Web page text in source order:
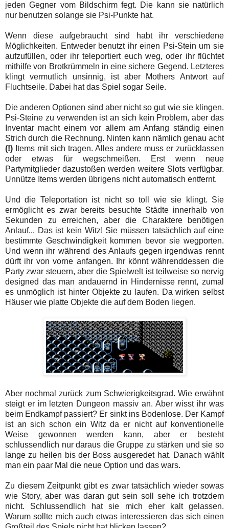
jeden Gegner vom Bildschirm fegt. Die kann sie natürlich
nur benutzen solange sie Psi-Punkte hat.
Wenn diese aufgebraucht sind habt ihr verschiedene
Möglichkeiten. Entweder benutzt ihr einen Psi-Stein um sie
aufzufüllen, oder ihr teleportiert euch weg, oder ihr flüchtet
mithilfe von Brotkrümmeln in eine sichere Gegend. Letzteres
klingt vermutlich unsinnig, ist aber Mothers Antwort auf
Fluchtseile. Dabei hat das Spiel sogar Seile.
Die anderen Optionen sind aber nicht so gut wie sie klingen.
Psi-Steine zu verwenden ist an sich kein Problem, aber das
Inventar macht einem vor allem am Anfang ständig einen
Strich durch die Rechnung. Ninten kann nämlich genau acht
(!) Items mit sich tragen. Alles andere muss er zurücklassen
oder etwas für wegschmeißen. Erst wenn neue
Partymitglieder dazustoßen werden weitere Slots verfügbar.
Unnütze Items werden übrigens nicht automatisch entfernt.
Und die Teleportation ist nicht so toll wie sie klingt. Sie
ermöglicht es zwar bereits besuchte Städte innerhalb von
Sekunden zu erreichen, aber die Charaktere benötigen
Anlauf... Das ist kein Witz! Sie müssen tatsächlich auf eine
bestimmte Geschwindigkeit kommen bevor sie wegporten.
Und wenn ihr während des Anlaufs gegen irgendwas rennt
dürft ihr von vorne anfangen. Ihr könnt währenddessen die
Party zwar steuern, aber die Spielwelt ist teilweise so nervig
designed das man andauernd in Hindernisse rennt, zumal
es unmöglich ist hinter Objekte zu laufen. Da wirken selbst
Häuser wie platte Objekte die auf dem Boden liegen.
Aber nochmal zurück zum Schwierigkeitsgrad. Wie erwähnt
steigt er im letzten Dungeon massiv an. Aber wisst ihr was
beim Endkampf passiert? Er sinkt ins Bodenlose. Der Kampf
ist an sich schon ein Witz da er nicht auf konventionelle
Weise gewonnen werden kann, aber er besteht
schlussendlich nur daraus die Gruppe zu stärken und sie so
lange zu heilen bis der Boss ausgeredet hat. Danach wählt
man ein paar Mal die neue Option und das wars.
Zu diesem Zeitpunkt gibt es zwar tatsächlich wieder sowas
wie Story, aber was daran gut sein soll sehe ich trotzdem
nicht. Schlussendlich hat sie mich eher kalt gelassen.
Warum sollte mich auch etwas interessieren das sich einen